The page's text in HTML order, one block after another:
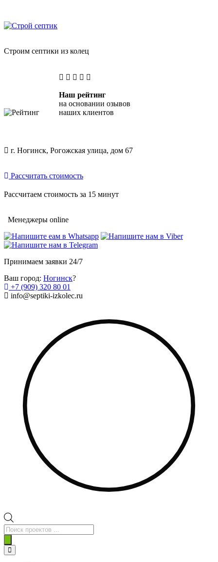
content
Строим септики из колец
Наш рейтинг
на основании озывов
наших клиентов
г. Ногинск, Рогожская улица, дом 67
Рассчитать стоимость
Рассчитаем стоимость за 15 минут
Менеджеры online
Принимаем заявки 24/7
Ваш город: Ногинск?
+7 (909) 320 80 01
info@septiki-izkolec.ru
Поиск
товаров